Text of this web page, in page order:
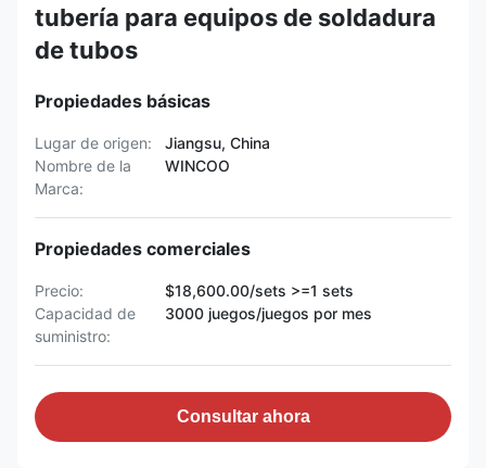
tubería para equipos de soldadura
de tubos
Propiedades básicas
Lugar de origen:
Jiangsu, China
Nombre de la
Marca:
WINCOO
Propiedades comerciales
Precio:
$18,600.00/sets >=1 sets
Capacidad de
suministro:
3000 juegos/juegos por mes
Consultar ahora